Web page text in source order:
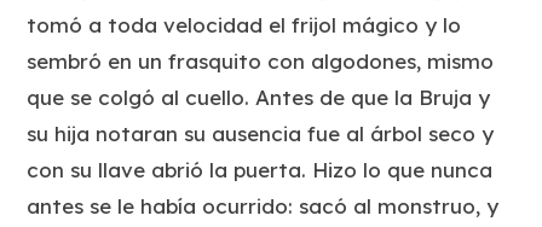
tomó a toda velocidad el frijol mágico y lo
sembró en un frasquito con algodones, mismo
que se colgó al cuello. Antes de que la Bruja y
su hija notaran su ausencia fue al árbol seco y
con su llave abrió la puerta. Hizo lo que nunca
antes se le había ocurrido: sacó al monstruo, y